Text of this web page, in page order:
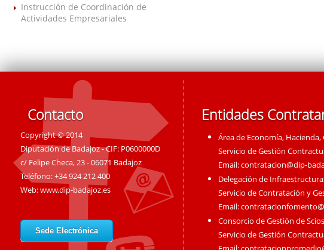
Instrucción de Coordinación de
Actividades Empresariales
Contacto
Copyright © 2014
Diputación de Badajoz - CIF: P0600000D
c/ Felipe Checa, 23 - 06071 Badajoz
Teléfono: +34 924 212 400
Web:www.dip-badajoz.es
Sede Electrónica
Entidades
Área de Economía,
Servicio de Gestión
Email:contratacion@dip-
Delegación de
Servicio de Contratación y
Email:
Consorcio de Gestión de
Servicio de Gestión